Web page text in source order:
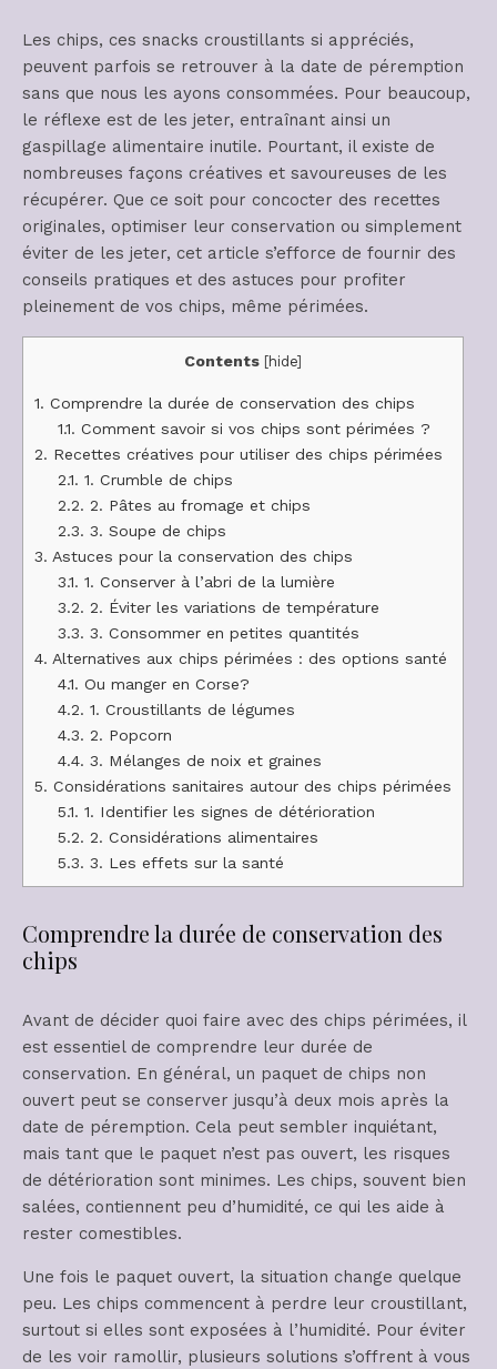
Les chips, ces snacks croustillants si appréciés,
peuvent parfois se retrouver à la date de péremption
sans que nous les ayons consommées. Pour beaucoup,
le réflexe est de les jeter, entraînant ainsi un
gaspillage alimentaire inutile. Pourtant, il existe de
nombreuses façons créatives et savoureuses de les
récupérer. Que ce soit pour concocter des recettes
originales, optimiser leur conservation ou simplement
éviter de les jeter, cet article s’efforce de fournir des
conseils pratiques et des astuces pour profiter
pleinement de vos chips, même périmées.
Contents [hide]
1. Comprendre la durée de conservation des chips
1.1. Comment savoir si vos chips sont périmées ?
2. Recettes créatives pour utiliser des chips périmées
2.1. 1. Crumble de chips
2.2. 2. Pâtes au fromage et chips
2.3. 3. Soupe de chips
3. Astuces pour la conservation des chips
3.1. 1. Conserver à l’abri de la lumière
3.2. 2. Éviter les variations de température
3.3. 3. Consommer en petites quantités
4. Alternatives aux chips périmées : des options santé
4.1. Ou manger en Corse?
4.2. 1. Croustillants de légumes
4.3. 2. Popcorn
4.4. 3. Mélanges de noix et graines
5. Considérations sanitaires autour des chips périmées
5.1. 1. Identifier les signes de détérioration
5.2. 2. Considérations alimentaires
5.3. 3. Les effets sur la santé
Comprendre la durée de conservation des
chips
Avant de décider quoi faire avec des chips périmées, il
est essentiel de comprendre leur durée de
conservation. En général, un paquet de chips non
ouvert peut se conserver jusqu’à deux mois après la
date de péremption. Cela peut sembler inquiétant,
mais tant que le paquet n’est pas ouvert, les risques
de détérioration sont minimes. Les chips, souvent bien
salées, contiennent peu d’humidité, ce qui les aide à
rester comestibles.
Une fois le paquet ouvert, la situation change quelque
peu. Les chips commencent à perdre leur croustillant,
surtout si elles sont exposées à l’humidité. Pour éviter
de les voir ramollir, plusieurs solutions s’offrent à vous